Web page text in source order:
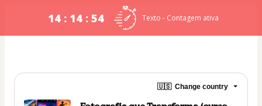
14 : 14 : 53 Texto - Contagem ativa
🇺🇸 Change country